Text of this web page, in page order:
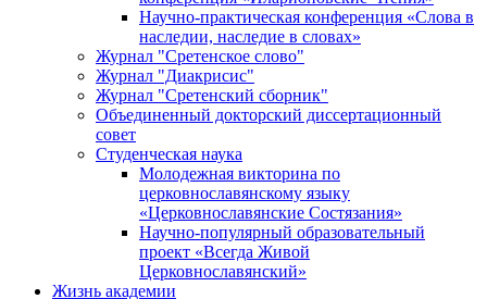
Научно-практическая конференция «Cлова в
наследии, наследие в словах»
Журнал "Сретенское слово"
Журнал "Диакрисис"
Журнал "Сретенский сборник"
Объединенный докторский диссертационный
совет
Студенческая наука
Молодежная викторина по
церковнославянскому языку
«Церковнославянские Состязания»
Научно-популярный образовательный
проект «Всегда Живой
Церковнославянский»
Жизнь академии